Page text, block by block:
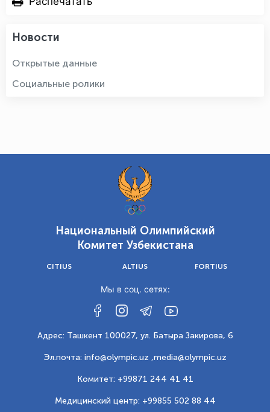
Новости
Открытые данные
Социальные ролики
Национальный Олимпийский
Комитет Узбекистана
CITIUS ALTIUS FORTIUS
Мы в соц. сетях:
Адрес: Ташкент 100027, ул. Батыра Закирова, 6
Эл.почта: info@olympic.uz ,media@olympic.uz
Комитет: +99871 244 41 41
Медицинский центр: +99855 502 88 44